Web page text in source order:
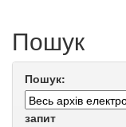
Пошук
Пошук:
запит